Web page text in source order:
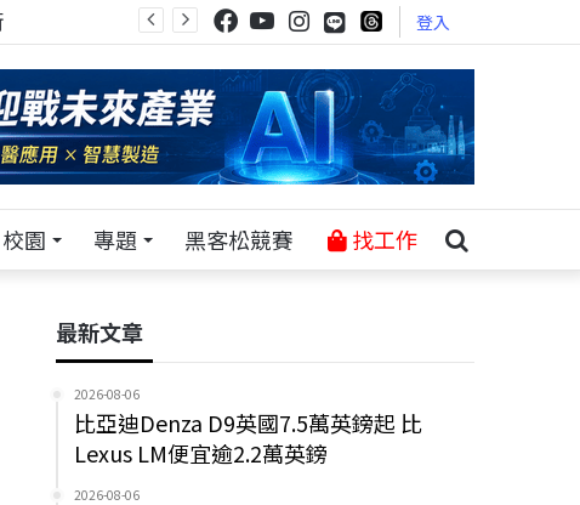
登入
校園 專題 黑客松競賽 找工作
最新文章
2026-08-06
比亞迪Denza D9英國7.5萬英鎊起 比
Lexus LM便宜逾2.2萬英鎊
2026-08-06